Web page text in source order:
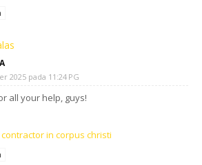
2025 pada 11:24 PG
all your help, guys!
in corpus christi